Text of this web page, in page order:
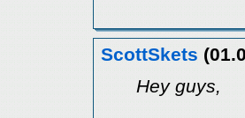
ScottSkets
Hey guys,